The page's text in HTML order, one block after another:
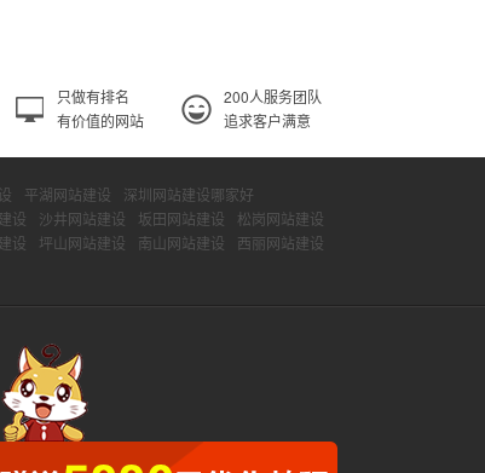
只做有排名
有价值的网站
200人服务团队
追求客户满意
平湖网站建设
深圳网站建设哪家好
设 沙井网站建设 坂田网站建设
松岗网站建设
设 坪山网站建设 南山网站建设
西丽网站建设